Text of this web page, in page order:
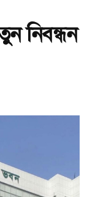
নিবন্ধন